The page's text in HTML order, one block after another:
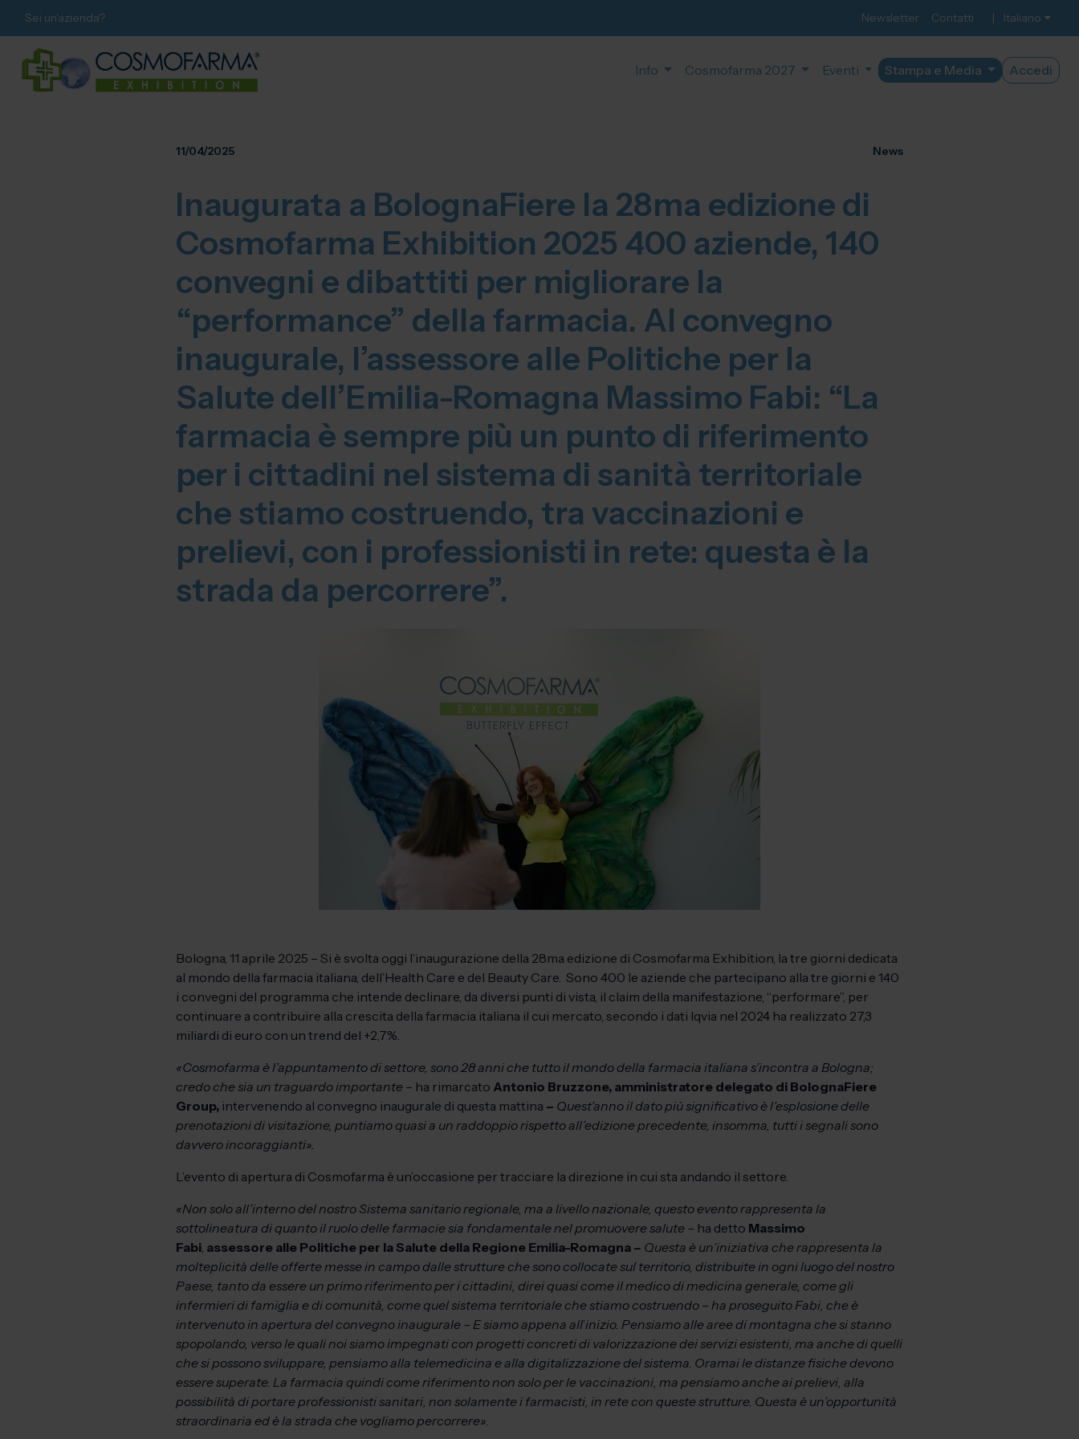
Sei un'azienda? Newsletter Contatti | Italiano
Info Cosmofarma 2027 Eventi Stampa e Media Accedi
11/04/2025 News
Inaugurata a BolognaFiere la 28ma edizione di
Cosmofarma Exhibition 2025 400 aziende, 140
convegni e dibattiti per migliorare la
“performance” della farmacia. Al convegno
inaugurale, l’assessore alle Politiche per la
Salute dell’Emilia-Romagna Massimo Fabi: “La
farmacia è sempre più un punto di riferimento
per i cittadini nel sistema di sanità territoriale
che stiamo costruendo, tra vaccinazioni e
prelievi, con i professionisti in rete: questa è la
strada da percorrere”.
Bologna, 11 aprile 2025 – Si è svolta oggi l’inaugurazione della 28ma edizione di Cosmofarma Exhibition, la tre giorni dedicata
al mondo della farmacia italiana, dell’Health Care e del Beauty Care. Sono 400 le aziende che partecipano alla tre giorni e 140
i convegni del programma che intende declinare, da diversi punti di vista, il claim della manifestazione, “performare”, per
continuare a contribuire alla crescita della farmacia italiana il cui mercato, secondo i dati Iqvia nel 2024 ha realizzato 27,3
miliardi di euro con un trend del +2,7%.
«Cosmofarma è l’appuntamento di settore, sono 28 anni che tutto il mondo della farmacia italiana s’incontra a Bologna;
credo che sia un traguardo importante – ha rimarcato Antonio Bruzzone, amministratore delegato di BolognaFiere
Group, intervenendo al convegno inaugurale di questa mattina – Quest’anno il dato più significativo è l’esplosione delle
prenotazioni di visitazione, puntiamo quasi a un raddoppio rispetto all’edizione precedente, insomma, tutti i segnali sono
davvero incoraggianti».
L’evento di apertura di Cosmofarma è un’occasione per tracciare la direzione in cui sta andando il settore.
«Non solo all’interno del nostro Sistema sanitario regionale, ma a livello nazionale, questo evento rappresenta la
sottolineatura di quanto il ruolo delle farmacie sia fondamentale nel promuovere salute – ha detto Massimo
Fabi, assessore alle Politiche per la Salute della Regione Emilia-Romagna – Questa è un’iniziativa che rappresenta la
molteplicità delle offerte messe in campo dalle strutture che sono collocate sul territorio, distribuite in ogni luogo del nostro
Paese, tanto da essere un primo riferimento per i cittadini, direi quasi come il medico di medicina generale, come gli
infermieri di famiglia e di comunità, come quel sistema territoriale che stiamo costruendo – ha proseguito Fabi, che è
intervenuto in apertura del convegno inaugurale – E siamo appena all’inizio. Pensiamo alle aree di montagna che si stanno
spopolando, verso le quali noi siamo impegnati con progetti concreti di valorizzazione dei servizi esistenti, ma anche di quelli
che si possono sviluppare, pensiamo alla telemedicina e alla digitalizzazione del sistema. Oramai le distanze fisiche devono
essere superate. La farmacia quindi come riferimento non solo per le vaccinazioni, ma pensiamo anche ai prelievi, alla
possibilità di portare professionisti sanitari, non solamente i farmacisti, in rete con queste strutture. Questa è un’opportunità
straordinaria ed è la strada che vogliamo percorrere».